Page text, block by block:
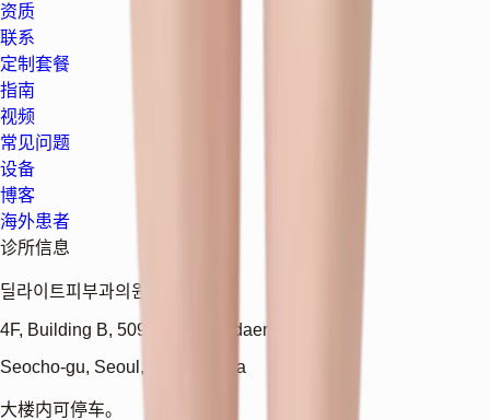
资质
联系
定制套餐
指南
视频
常见问题
设备
博客
海外患者
诊所信息
딜라이트피부과의원
4F, Building B, 509 Gangnam-daero
Seocho-gu, Seoul, South Korea
大楼内可停车。